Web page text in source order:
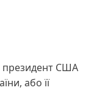
президент США
або її